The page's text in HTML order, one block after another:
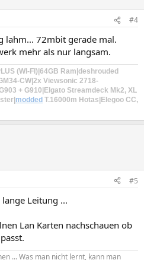
#4
lahm... 72mbit gerade mal.
mehr als nur langsam.
(WI-FI)| 64GB Ram deshrouded
CW |2x Viewsonic 2718-
+ G910 |Elgato Streamdeck Mk2, XL
modded T.16000m Hotas |Elegoo CC,
#5
Leitung ...
Lan Karten nachschauen ob
... Was man nicht lernt, kann man